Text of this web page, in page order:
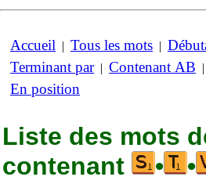
Accueil | Tous les mots |
Terminant par| Contenant AB |
En position
Liste des mots
contenant
• •